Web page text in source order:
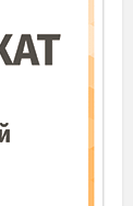
знаєте?
нашому